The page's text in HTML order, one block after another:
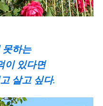
못하는
이 있다면
살고 싶다.